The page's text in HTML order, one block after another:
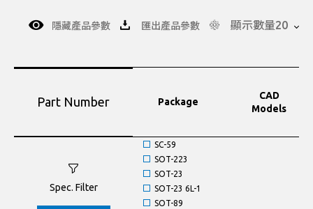
隱藏產品參數 匯出產品參數 顯示數量20
Part Number
Spec. Filter
Package
CAD
Models
SC-59
SOT-223
SOT-23
SOT-23 6L-1
SOT-89